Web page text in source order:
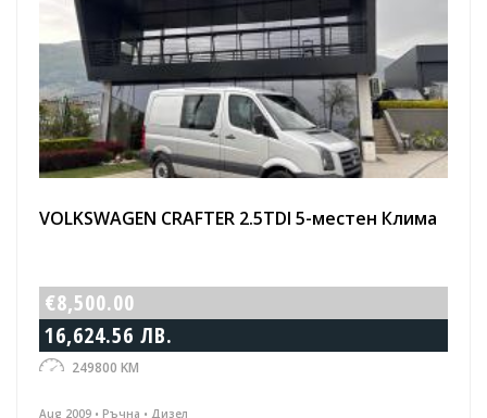
VOLKSWAGEN CRAFTER 2.5TDI 5-местен Клима
€8,500.00
16,624.56 ЛВ.
249800 KM
Aug 2009 • Ръчна • Дизел